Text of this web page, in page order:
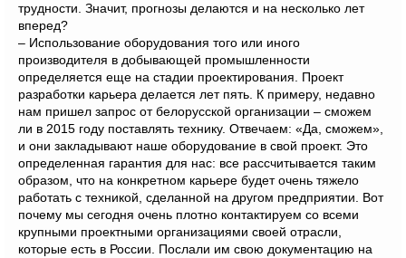
трудности. Значит, прогнозы делаются и на несколько лет
вперед?
– Использование оборудования того или иного
производителя в добывающей промышленности
определяется еще на стадии проектирования. Проект
разработки карьера делается лет пять. К примеру, недавно
нам пришел запрос от белорусской организации – сможем
ли в 2015 году поставлять технику. Отвечаем: «Да, сможем»,
и они закладывают наше оборудование в свой проект. Это
определенная гарантия для нас: все рассчитывается таким
образом, что на конкретном карьере будет очень тяжело
работать с техникой, сделанной на другом предприятии. Вот
почему мы сегодня очень плотно контактируем со всеми
крупными проектными организациями своей отрасли,
которые есть в России. Послали им свою документацию на